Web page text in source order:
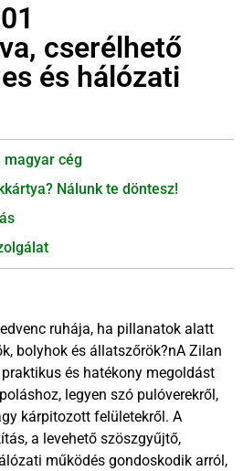
cserélhető
és hálózati
magyar cég
Nálunk te döntesz!
ruhája, ha pillanatok alatt
bolyhok és állatszőrök?nA Zilan
és hatékony megoldást
legyen szó pulóverekről,
kárpitozott felületekről. A
a levehető szöszgyűjtő,
működés gondoskodik arról,